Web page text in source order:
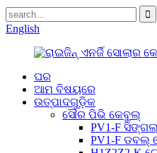
English
ଘର
ଆମ ବିଷୟରେ
ଉତ୍ପାଦଗୁଡ଼ିକ
ସୌର ପିଭି କେବୁଲ୍
PV1-F
PV1-F ଡବଲ୍